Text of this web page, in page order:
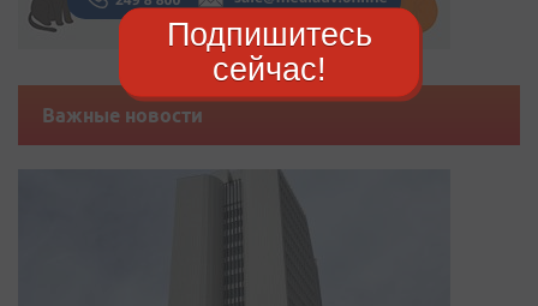
Важные новости
Подпишитесь
сейчас!